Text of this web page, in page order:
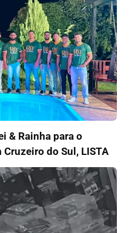
& Rainha para o
do Sul, LISTA